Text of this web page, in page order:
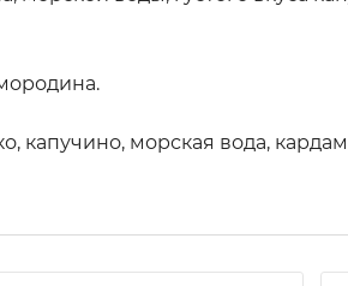
капучино, морская вода,